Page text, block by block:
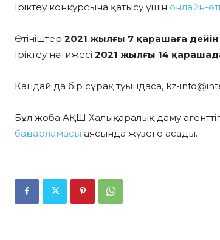
Іріктеу конкурсына қатысу үшін онлайн-
Өтініштер 2021 жылғы 7 қарашаға дейін
Іріктеу нәтижесі 2021 жылғы 14
Қандай да бір сұрақ туындаса, kz-
Бұл жоба АҚШ Халықаралық даму
бағдарламасы аясында жүзеге асады.